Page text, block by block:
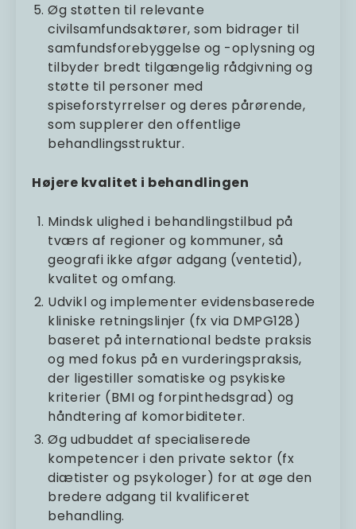
Øg støtten til relevante
civilsamfundsaktører, som bidrager til
samfundsforebyggelse og -oplysning og
tilbyder bredt tilgængelig rådgivning og
støtte til personer med
spiseforstyrrelser og deres pårørende,
som supplerer den offentlige
behandlingsstruktur.
Højere kvalitet i behandlingen
Mindsk ulighed i behandlingstilbud på
tværs af regioner og kommuner, så
geografi ikke afgør adgang (ventetid),
kvalitet og omfang.
Udvikl og implementer evidensbaserede
kliniske retningslinjer (fx via DMPG128)
baseret på international bedste praksis
og med fokus på en vurderingspraksis,
der ligestiller somatiske og psykiske
kriterier (BMI og forpinthedsgrad) og
håndtering af komorbiditeter.
Øg udbuddet af specialiserede
kompetencer i den private sektor (fx
diætister og psykologer) for at øge den
bredere adgang til kvalificeret
behandling.